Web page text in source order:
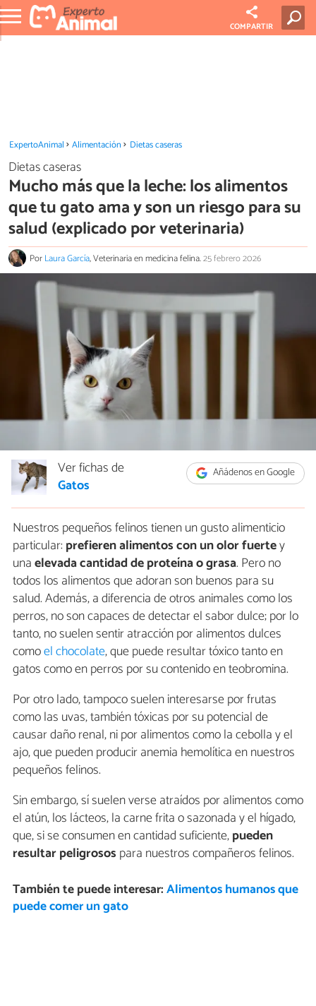
COMPARTIR
ExpertoAnimal Alimentación Dietas caseras
Dietas caseras
Mucho más que la leche: los alimentos
que tu gato ama y son un riesgo para su
salud (explicado por veterinaria)
PorLaura García, Veterinaria en medicina felina.25 febrero 2026
Añádenos en Google
Ver fichas de
Gatos
Nuestros pequeños felinos tienen un gusto alimenticio
particular:prefieren alimentos con un olor fuertey
unaelevada cantidad de proteína o grasa. Pero no
todos los alimentos que adoran son buenos para su
salud. Además, a diferencia de otros animales como los
perros, no son capaces de detectar el sabor dulce; por lo
tanto, no suelen sentir atracción por alimentos dulces
comoel chocolate, que puede resultar tóxico tanto en
gatos como en perros por su contenido en teobromina.
Por otro lado, tampoco suelen interesarse por frutas
como las uvas, también tóxicas por su potencial de
causar daño renal, ni por alimentos como la cebolla y el
ajo, que pueden producir anemia hemolítica en nuestros
pequeños felinos.
Sin embargo, sí suelen verse atraídos por alimentos como
el atún, los lácteos, la carne frita o sazonada y el hígado,
que, si se consumen en cantidad suficiente,pueden
resultar peligrosos para nuestros compañeros felinos.
También te puede interesar:Alimentos humanos que
puede comer un gato